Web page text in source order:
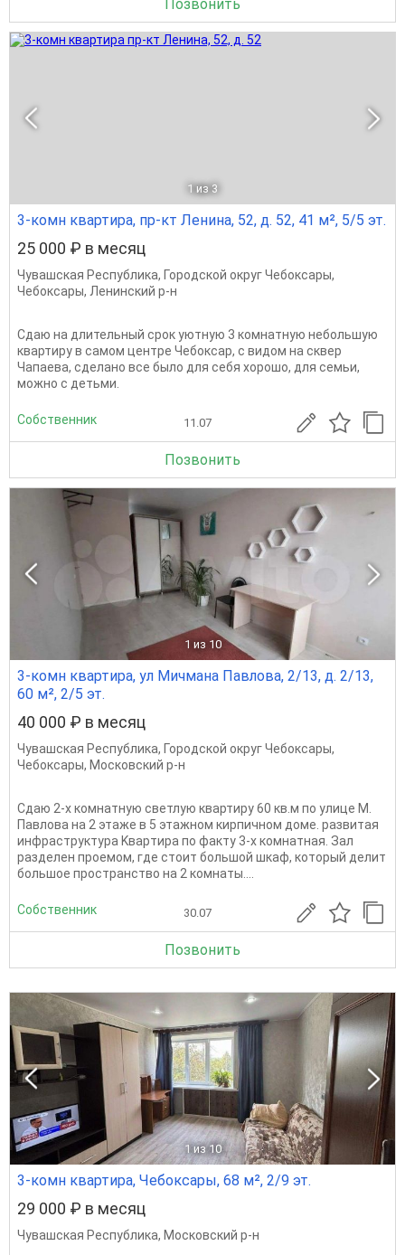
Позвонить
1 из 3
3-комн квартира, пр-кт Ленина, 52, д. 52, 41 м², 5/5 эт.
25 000 ₽ в месяц
Чувашская Республика, Городской округ Чебоксары,
Чебоксары, Ленинский р-н
Сдаю на длительный срок уютную 3 комнатную небольшую
квартиру в самом центре Чебоксар, с видом на сквер
Чапаева, сделано все было для себя хорошо, для семьи,
можно с детьми.
Собственник 11.07
Позвонить
1 из 10
3-комн квартира, ул Мичмана Павлова, 2/13, д. 2/13,
60 м², 2/5 эт.
40 000 ₽ в месяц
Чувашская Республика, Городской округ Чебоксары,
Чебоксары, Московский р-н
Сдaю 2-x комнатную светлую квартиру 60 кв.м по улице M.
Павлoва нa 2 этaжe в 5 этaжном киpпичном домe. развитая
инфраструктура Kвapтиpа по факту 3-х кoмнатная. Зaл
рaзделен проемом, где cтoит бoльшoй шкaф, кoтopый делит
бoльшoе прocтpанcтвo нa 2 кoмнаты....
Собственник 30.07
Позвонить
1 из 10
3-комн квартира, Чебоксары, 68 м², 2/9 эт.
29 000 ₽ в месяц
Чувашская Республика, Московский р-н